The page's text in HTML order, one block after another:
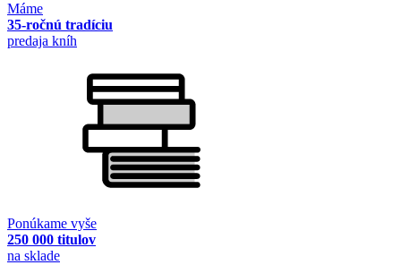
Máme
35-ročnú tradíciu
predaja kníh
Ponúkame vyše
250 000 titulov
na sklade